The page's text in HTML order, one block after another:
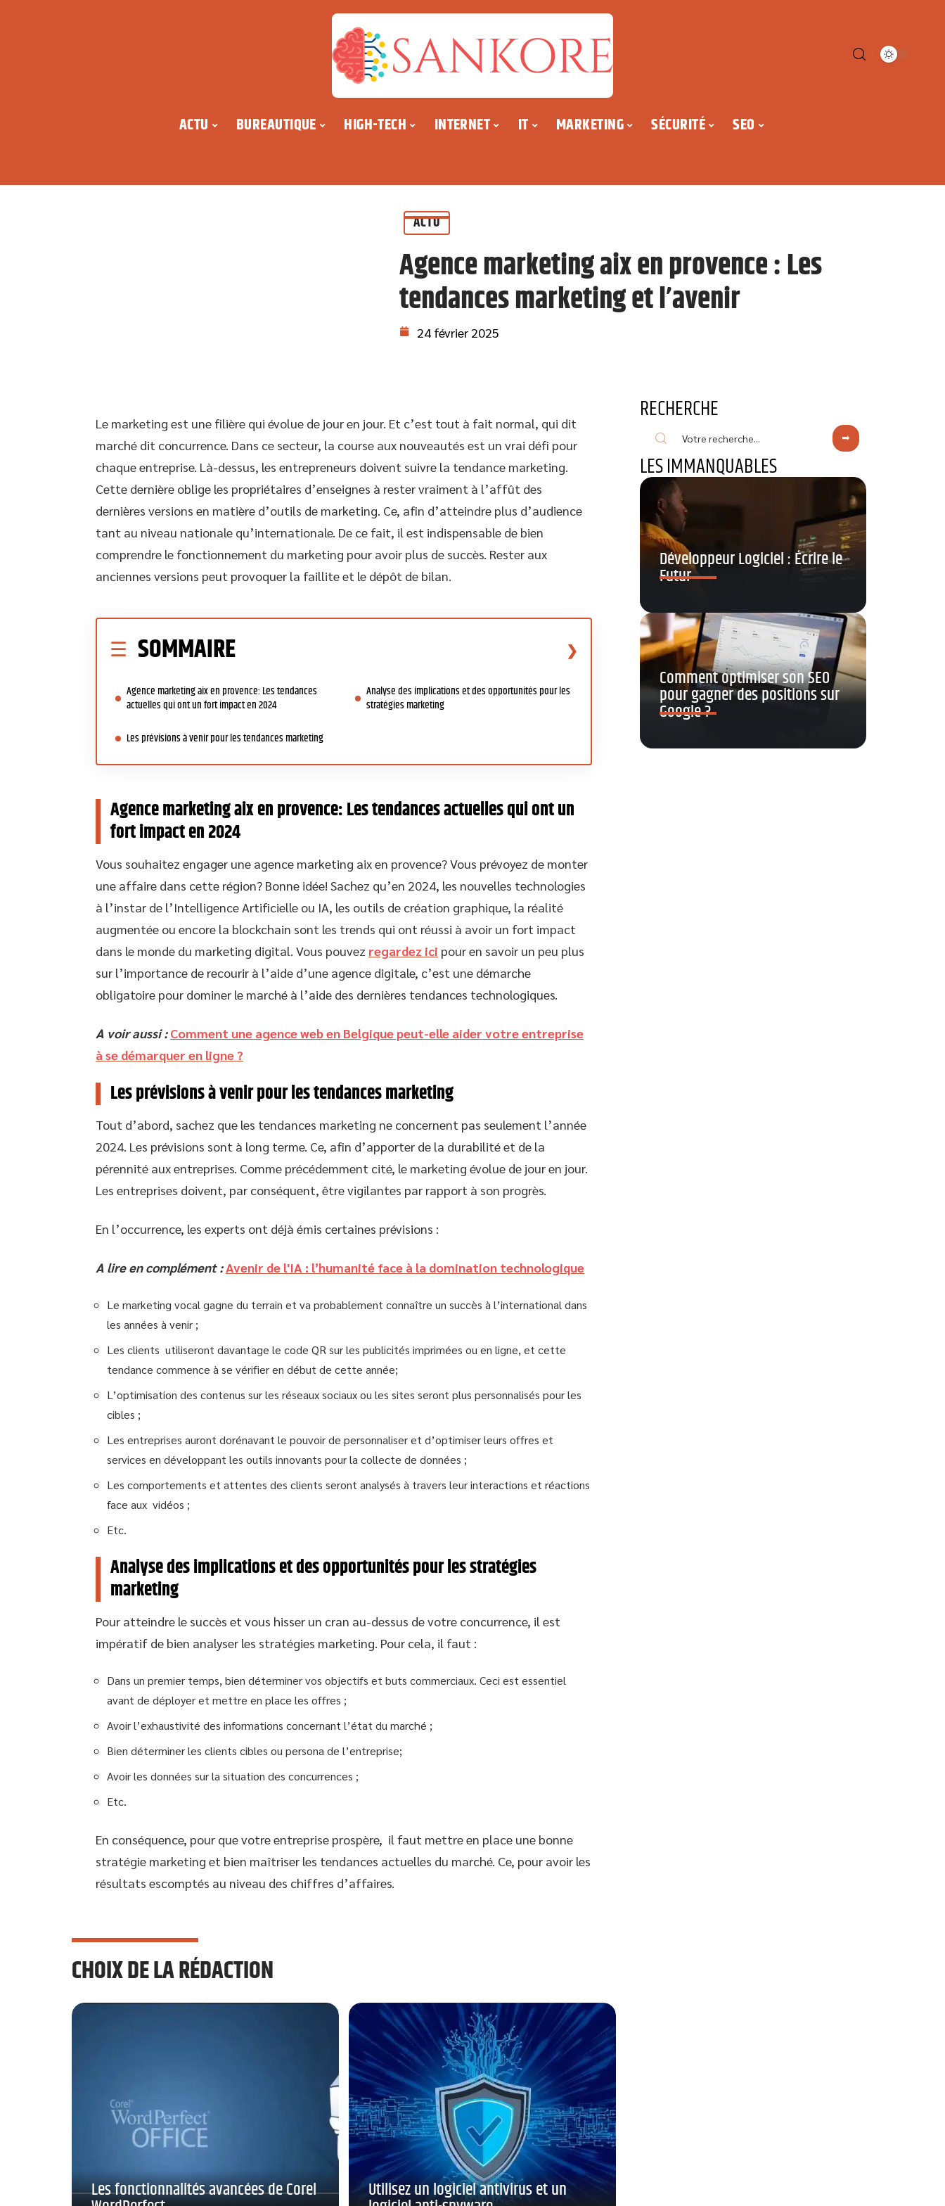
ACTU BUREAUTIQUE HIGH-TECH INTERNET IT MARKETING SÉCURITÉ SEO
ACTU
Agence marketing aix en provence : Les
tendances marketing et l’avenir
24 février 2025
Le marketing est une filière qui évolue de jour en jour. Et c’est tout à fait normal, qui dit
marché dit concurrence. Dans ce secteur, la course aux nouveautés est un vrai défi pour
chaque entreprise. Là-dessus, les entrepreneurs doivent suivre la tendance marketing.
Cette dernière oblige les propriétaires d’enseignes à rester vraiment à l’affût des
dernières versions en matière d’outils de marketing. Ce, afin d’atteindre plus d’audience
tant au niveau nationale qu’internationale. De ce fait, il est indispensable de bien
comprendre le fonctionnement du marketing pour avoir plus de succès. Rester aux
anciennes versions peut provoquer la faillite et le dépôt de bilan.
SOMMAIRE
Agence marketing aix en provence: Les tendances
actuelles qui ont un fort impact en 2024
Les prévisions à venir pour les tendances marketing
Analyse des implications et des opportunités pour les
stratégies marketing
Agence marketing aix en provence: Les tendances actuelles qui ont un
fort impact en 2024
Vous souhaitez engager une agence marketing aix en provence? Vous prévoyez de monter
une affaire dans cette région? Bonne idée! Sachez qu’en 2024, les nouvelles technologies
à l’instar de l’Intelligence Artificielle ou IA, les outils de création graphique, la réalité
augmentée ou encore la blockchain sont les trends qui ont réussi à avoir un fort impact
dans le monde du marketing digital. Vous pouvez regardez ici pour en savoir un peu plus
sur l’importance de recourir à l’aide d’une agence digitale, c’est une démarche
obligatoire pour dominer le marché à l’aide des dernières tendances technologiques.
A voir aussi : Comment une agence web en Belgique peut-elle aider votre entreprise
à se démarquer en ligne ?
Les prévisions à venir pour les tendances marketing
Tout d’abord, sachez que les tendances marketing ne concernent pas seulement l’année
2024. Les prévisions sont à long terme. Ce, afin d’apporter de la durabilité et de la
pérennité aux entreprises. Comme précédemment cité, le marketing évolue de jour en jour.
Les entreprises doivent, par conséquent, être vigilantes par rapport à son progrès.
En l’occurrence, les experts ont déjà émis certaines prévisions :
A lire en complément :Avenir de l'IA : l’humanité face à la domination technologique
Le marketing vocal gagne du terrain et va probablement connaître un succès à l’international dans
les années à venir ;
Les clients utiliseront davantage le code QR sur les publicités imprimées ou en ligne, et cette
tendance commence à se vérifier en début de cette année;
L’optimisation des contenus sur les réseaux sociaux ou les sites seront plus personnalisés pour les
cibles ;
Les entreprises auront dorénavant le pouvoir de personnaliser et d’optimiser leurs offres et
services en développant les outils innovants pour la collecte de données ;
Les comportements et attentes des clients seront analysés à travers leur interactions et réactions
face aux vidéos ;
Etc.
Analyse des implications et des opportunités pour les stratégies
marketing
Pour atteindre le succès et vous hisser un cran au-dessus de votre concurrence, il est
impératif de bien analyser les stratégies marketing. Pour cela, il faut :
Dans un premier temps, bien déterminer vos objectifs et buts commerciaux. Ceci est essentiel
avant de déployer et mettre en place les offres ;
Avoir l’exhaustivité des informations concernant l’état du marché ;
Bien déterminer les clients cibles ou persona de l’entreprise;
Avoir les données sur la situation des concurrences ;
Etc.
En conséquence, pour que votre entreprise prospère, il faut mettre en place une bonne
stratégie marketing et bien maîtriser les tendances actuelles du marché. Ce, pour avoir les
résultats escomptés au niveau des chiffres d’affaires.
CHOIX DE LA RÉDACTION
Les fonctionnalités avancées de Corel Utilisez un logiciel antivirus et un
RECHERCHE
LES IMMANQUABLES
Développeur Logiciel : Écrire le
Futur
Comment optimiser son SEO
pour gagner des positions sur
Google ?